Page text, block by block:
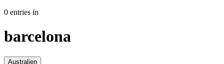
0 entries in
barcelona
Australien